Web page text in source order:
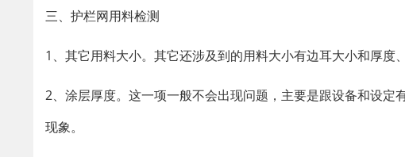
三、护栏网用料检测
1、其它用料大小。其它还涉及到的用料大小有边耳大小和厚度
2、涂层厚度。这一项一般不会出现问题，主要是跟设备和设
现象。